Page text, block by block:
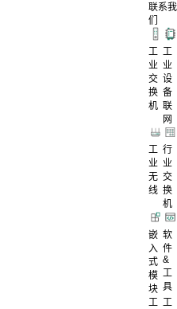
联系我
们
工
业
交
换
机
工
业
设
备
联
网
工
业
无
线
行
业
交
换
机
嵌
入
式
模
块
软
件
&
工
具
工 工